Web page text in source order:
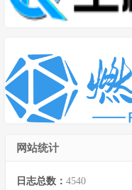
网站统计
日志总数： 4540